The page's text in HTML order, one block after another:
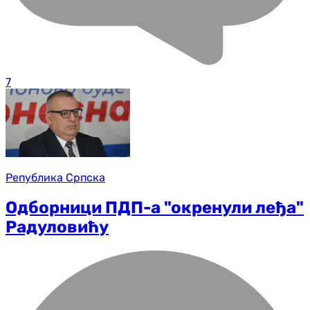
7
Република Српска
Одборници ПДП-а "окренули леђа"
Радуловићу